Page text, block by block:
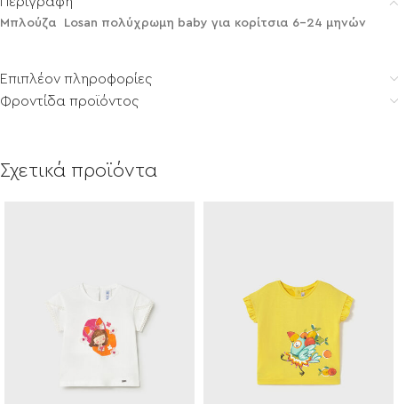
Μπλούζα Losan πολύχρωμη baby για κορίτσια 6-24 μηνών
Επιπλέον πληροφορίες
Φροντίδα προϊόντος
Σχετικά προϊόντα